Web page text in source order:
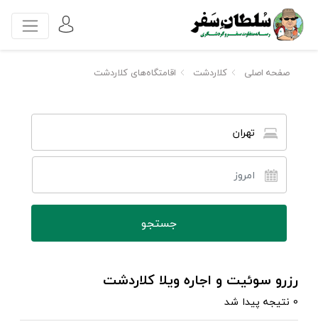
صفحه اصلی کلاردشت اقامتگاه‌های کلاردشت
تهران
رزرو سوئیت و اجاره ویلا کلاردشت
0 نتیجه پیدا شد